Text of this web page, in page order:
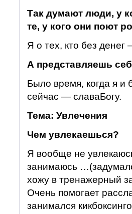
Так думают люди, у
те, у кого они поют
Я о тех, кто без денег
А представляешь
Было время, когда я и
сейчас — славаБогу.
Тема: Увлечения
Чем увлекаешься?
Я вообще не
занимаюсь
хожу в тренажерный
Очень помогает
занимался